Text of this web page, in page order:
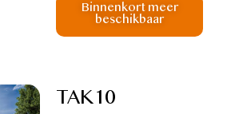
Binnenkort meer
beschikbaar
TAK10